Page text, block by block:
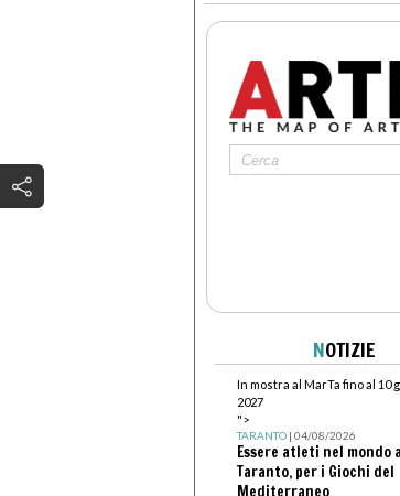
NOTIZIE
In mostra al MarTa fino al 10
2027
">
TARANTO| 04/08/2026
Essere atleti nel mondo
Taranto, per i Giochi del
Mediterraneo